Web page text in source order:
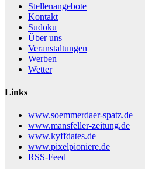
Stellenangebote
Kontakt
Sudoku
Über uns
Veranstaltungen
Werben
Wetter
Links
www.soemmerdaer-spatz.de
www.mansfeller-zeitung.de
www.kyffdates.de
www.pixelpioniere.de
RSS-Feed